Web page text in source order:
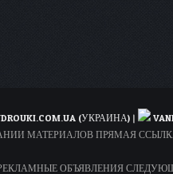
(УКРАИНА) |
МАТЕРИАЛОВ ПРЯМАЯ
ОБЪЯВЛЕНИЯ СЛЕДУЮЩИХ